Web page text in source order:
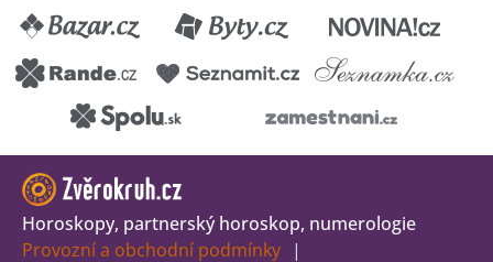
Horoskopy, partnerský horoskop, numerologie
Provozní a obchodní podmínky